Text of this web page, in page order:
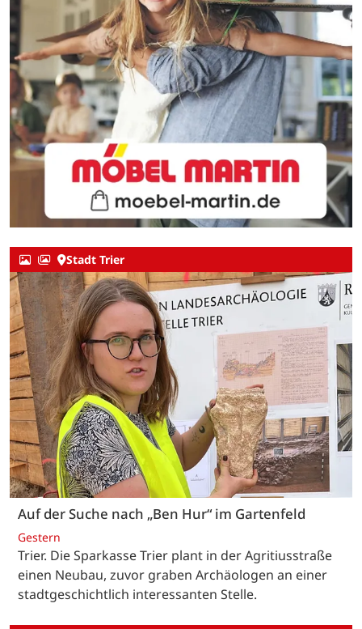
Stadt Trier
Auf der Suche nach „Ben Hur“ im Gartenfeld
Gestern
Trier. Die Sparkasse Trier plant in der Agritiusstraße
einen Neubau, zuvor graben Archäologen an einer
stadtgeschichtlich interessanten Stelle.